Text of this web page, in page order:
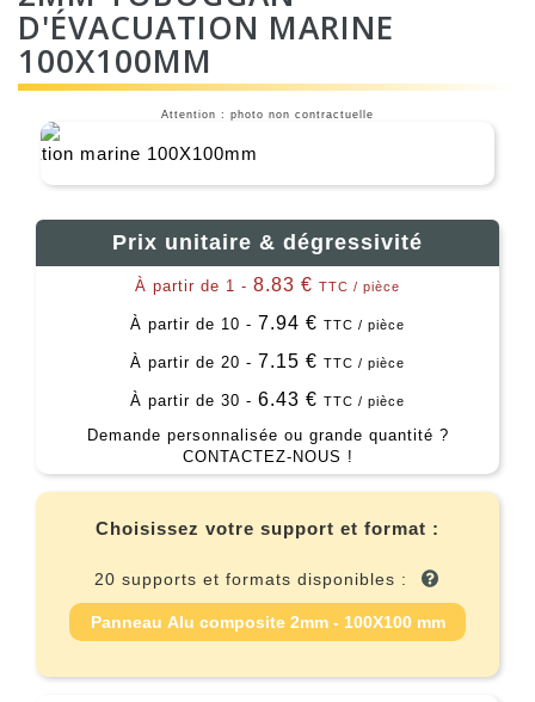
D'ÉVACUATION MARINE
100X100MM
Attention : photo non contractuelle
Prix unitaire & dégressivité
À partir de 1 - 8.83 € TTC / pièce
À partir de 10 - 7.94 € TTC / pièce
À partir de 20 - 7.15 € TTC / pièce
À partir de 30 - 6.43 € TTC / pièce
Demande personnalisée ou grande quantité ?
CONTACTEZ-NOUS !
Choisissez votre support et format :
20 supports et formats disponibles :
Panneau Alu composite 2mm - 100X100 mm